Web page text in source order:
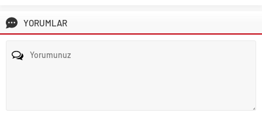
YORUMLAR